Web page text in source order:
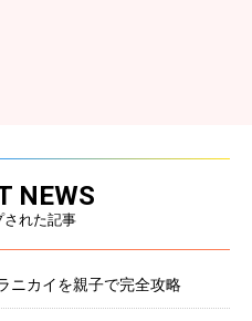
NEWS
された記事
ニカイを親子で完全攻略